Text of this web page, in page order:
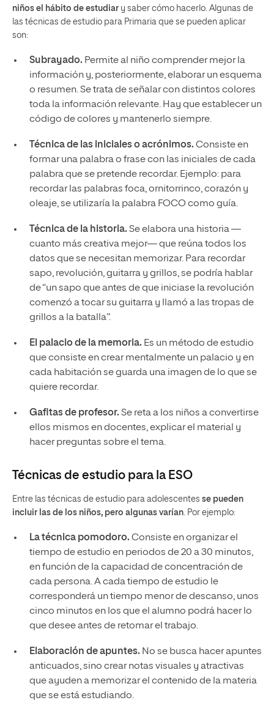
niños el hábito de estudiar y saber cómo hacerlo. Algunas de
las técnicas de estudio para Primaria que se pueden aplicar
son:
Subrayado. Permite al niño comprender mejor la
información y, posteriormente, elaborar un esquema
o resumen. Se trata de señalar con distintos colores
toda la información relevante. Hay que establecer un
código de colores y mantenerlo siempre.
Técnica de las iniciales o acrónimos. Consiste en
formar una palabra o frase con las iniciales de cada
palabra que se pretende recordar. Ejemplo: para
recordar las palabras foca, ornitorrinco, corazón y
oleaje, se utilizaría la palabra FOCO como guía.
Técnica de la historia. Se elabora una historia —
cuanto más creativa mejor— que reúna todos los
datos que se necesitan memorizar. Para recordar
sapo, revolución, guitarra y grillos, se podría hablar
de “un sapo que antes de que iniciase la revolución
comenzó a tocar su guitarra y llamó a las tropas de
grillos a la batalla”.
El palacio de la memoria. Es un método de estudio
que consiste en crear mentalmente un palacio y en
cada habitación se guarda una imagen de lo que se
quiere recordar.
Gafitas de profesor. Se reta a los niños a convertirse
ellos mismos en docentes, explicar el material y
hacer preguntas sobre el tema.
Técnicas de estudio para la ESO
Entre las técnicas de estudio para adolescentes se pueden
incluir las de los niños, pero algunas varían. Por ejemplo:
La técnica pomodoro. Consiste en organizar el
tiempo de estudio en periodos de 20 a 30 minutos,
en función de la capacidad de concentración de
cada persona. A cada tiempo de estudio le
corresponderá un tiempo menor de descanso, unos
cinco minutos en los que el alumno podrá hacer lo
que desee antes de retomar el trabajo.
Elaboración de apuntes. No se busca hacer apuntes
anticuados, sino crear notas visuales y atractivas
que ayuden a memorizar el contenido de la materia
que se está estudiando.